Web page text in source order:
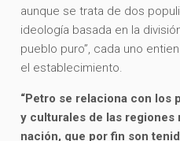
aunque se trata de dos
ideología basada en la
pueblo puro”, cada uno
el establecimiento.
“Petro se relaciona con los
y culturales de las regiones
nación, que por fin son